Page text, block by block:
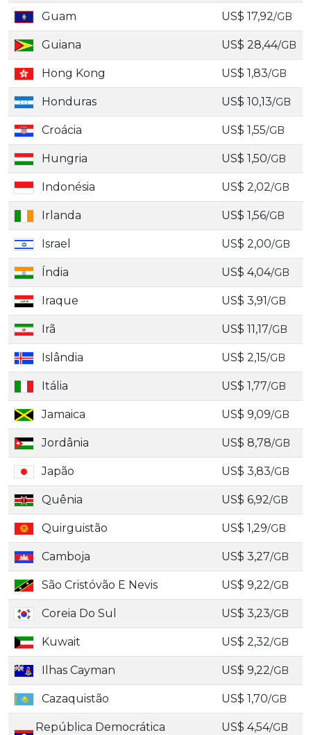
Guam US$ 17,92/GB
Guiana US$ 28,44/GB
Hong Kong US$ 1,83/GB
Honduras US$ 10,13/GB
Croácia US$ 1,55/GB
Hungria US$ 1,50/GB
Indonésia US$ 2,02/GB
Irlanda US$ 1,56/GB
Israel US$ 2,00/GB
Índia US$ 4,04/GB
Iraque US$ 3,91/GB
Irã US$ 11,17/GB
Islândia US$ 2,15/GB
Itália US$ 1,77/GB
Jamaica US$ 9,09/GB
Jordânia US$ 8,78/GB
Japão US$ 3,83/GB
Quênia US$ 6,92/GB
Quirguistão US$ 1,29/GB
Camboja US$ 3,27/GB
São Cristóvão E Nevis US$ 9,22/GB
Coreia Do Sul US$ 3,23/GB
Kuwait US$ 2,32/GB
Ilhas Cayman US$ 9,22/GB
Cazaquistão US$ 1,70/GB
República Democrática
US$ 4,54/GB